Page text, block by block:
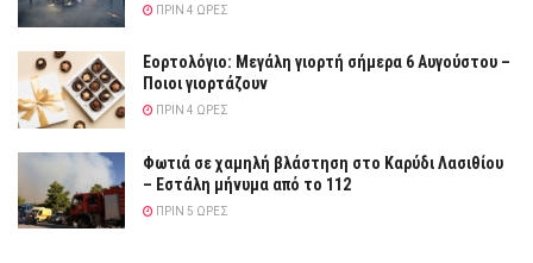
ΠΡΙΝ 4 ΏΡΕΣ
Εορτολόγιο: Μεγάλη γιορτή σήμερα 6 Αυγούστου –
Ποιοι γιορτάζουν
ΠΡΙΝ 4 ΏΡΕΣ
Φωτιά σε χαμηλή βλάστηση στο Καρύδι Λασιθίου
– Εστάλη μήνυμα από το 112
ΠΡΙΝ 5 ΏΡΕΣ